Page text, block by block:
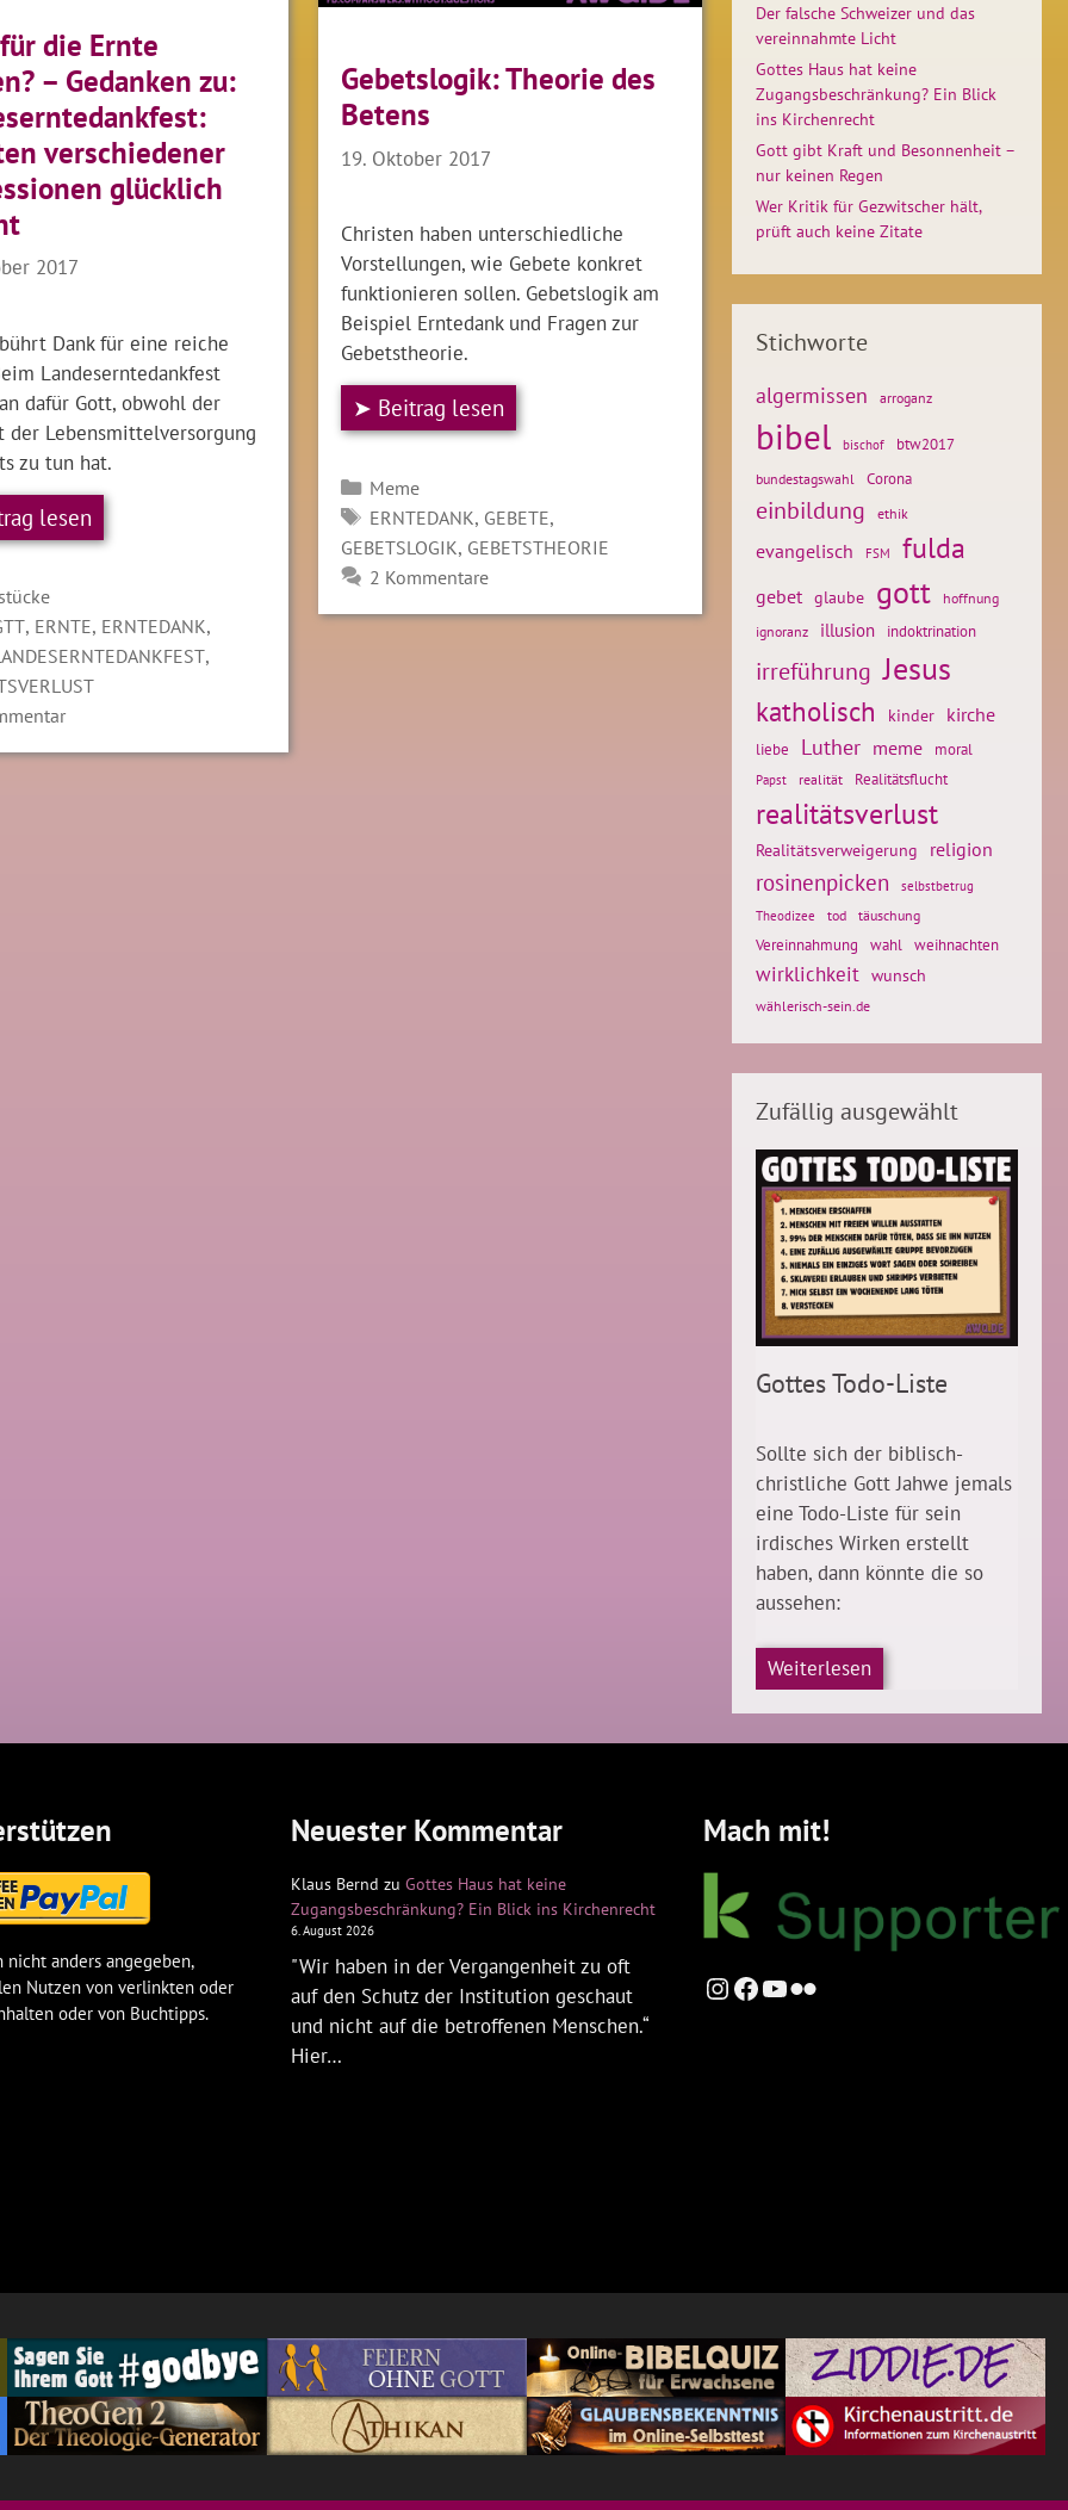
Gebetslogik: Theorie des
Betens
19. Oktober 2017
Christen haben unterschiedliche
Vorstellungen, wie Gebete konkret
funktionieren sollen. Gebetslogik am
Beispiel Erntedank und Fragen zur
Gebetstheorie.
➤ Beitrag lesen
Kategorien
Meme
SCHLAGWÖRTER
ERNTEDANK, GEBETE,
GEBETSLOGIK, GEBETSTHEORIE
2 Kommentare
die Ernte
– Gedanken zu:
verschiedener
glücklich
2017
Dank für eine reiche
Landeserntedankfest
dafür Gott, obwohl der
der Lebensmittelversorgung
zu tun hat.
lesen
, ERNTE, ERNTEDANK,
,
Der falsche Schweizer und das
vereinnahmte Licht
Gottes Haus hat keine
Zugangsbeschränkung? Ein Blick
ins Kirchenrecht
Gott gibt Kraft und Besonnenheit –
nur keinen Regen
Wer Kritik für Gezwitscher hält,
prüft auch keine Zitate
Stichworte
algermissen arroganz
bibel bischof btw2017
bundestagswahl Corona
einbildung ethik
evangelisch FSM fulda
gebet glaube gott
hoffnung
ignoranz
illusion indoktrination
irreführung Jesus
katholisch kinder kirche
liebe Luther meme moral
Papst realität Realitätsflucht
realitätsverlust
Realitätsverweigerung religion
rosinenpicken
selbstbetrug
Theodizee
tod täuschung
Vereinnahmung wahl weihnachten
wirklichkeit wunsch
wählerisch-sein.de
Zufällig ausgewählt
Gottes Todo-Liste
Sollte sich der biblisch-
christliche Gott Jahwe jemals
eine Todo-Liste für sein
irdisches Wirken erstellt
haben, dann könnte die so
aussehen:
Weiterlesen
nicht anders angegeben,
Nutzen von verlinkten oder
oder von Buchtipps.
Neuester Kommentar
Klaus Bernd zu Gottes Haus hat keine
Zugangsbeschränkung? Ein Blick ins Kirchenrecht
6. August 2026
"Wir haben in der Vergangenheit zu oft
auf den Schutz der Institution geschaut
und nicht auf die betroffenen Menschen.“
Hier…
Mach mit!
Instagram
Facebook
YouTube
Flickr